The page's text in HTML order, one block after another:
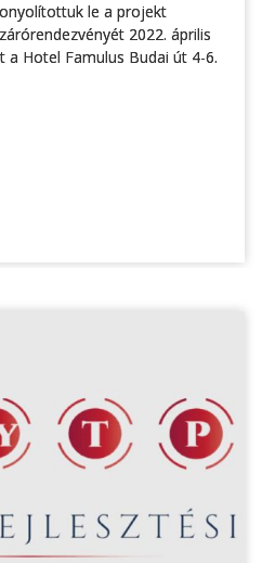
le a projekt
2022. április
a Hotel Famulus Budai út 4-6.